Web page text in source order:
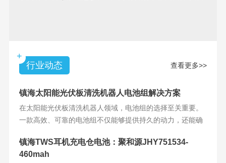
+
行业动态
查看更多>>
镇海太阳能光伏板清洗机器人电池组解决方案
在太阳能光伏板清洗机器人领域，电池组的选择至关重要。
一款高效、可靠的电池组不仅能够提供持久的动力，还能确
镇海TWS耳机充电仓电池：聚和源JHY751534-
460mah